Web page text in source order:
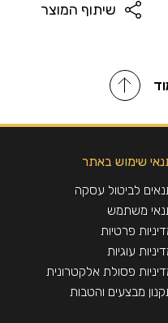
שיתוף המוצר
שימוש באתר
לביטול עסקה
משתמש
פרטיות
עוגיות
פסולת אלקטרונית
מבצעים והטבות